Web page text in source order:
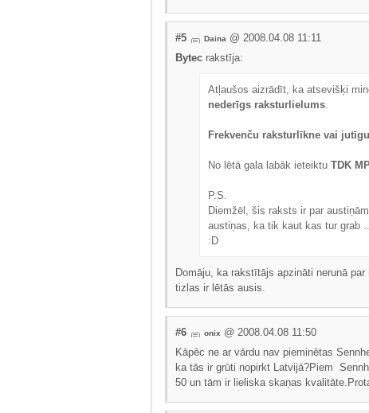
#5 Daina @ 2008.04.08 11:11
Bytec rakstīja:
Atļaušos aizrādīt, ka atsevišķi
nederīgs raksturlielums.
Frekvenču raksturlīkne vai
No lētā gala labāk ieteiktu TDK
P.S.
Diemžēl, šis raksts ir par
austiņas, ka tik kaut kas tur grab
:D
Domāju, ka rakstītājs apzināti nerunā
tizlas ir lētās ausis.
#6 onix @ 2008.04.08 11:50
Kāpēc ne ar vārdu nav pieminētas
ka tās ir grūti nopirkt Latvijā?Piem
50 un tām ir lieliska skaņas